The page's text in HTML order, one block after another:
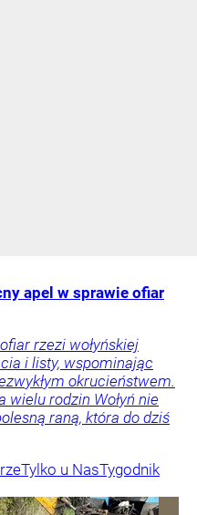
apel w sprawie ofiar
rzezi wołyńskiej
i listy, wspominając
okrucieństwem.
wielu rodzin Wołyń nie
raną, która do dziś
Tylko u NasTygodnik